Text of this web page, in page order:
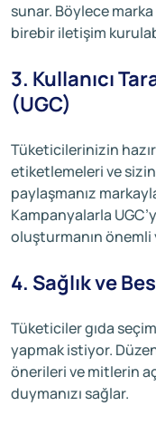
sunar. Böylece
birebir iletişim
3. Kullanıcı
(UGC)
Tüketicilerinizin
etiketlemeleri ve
paylaşmanız
Kampanyalarla
oluşturmanın önemli
4. Sağlık ve
Tüketiciler gıda
yapmak istiyor.
önerileri ve mitlerin
duymanızı sağlar.